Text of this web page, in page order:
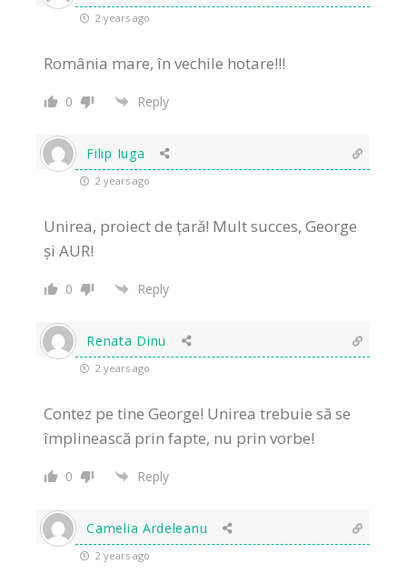
2 years ago
România mare, în vechile hotare!!!
0 Reply
Filip Iuga
2 years ago
Unirea, proiect de ţară! Mult succes, George
și AUR!
0 Reply
Renata Dinu
2 years ago
Contez pe tine George! Unirea trebuie să se
împlinească prin fapte, nu prin vorbe!
0 Reply
Camelia Ardeleanu
2 years ago